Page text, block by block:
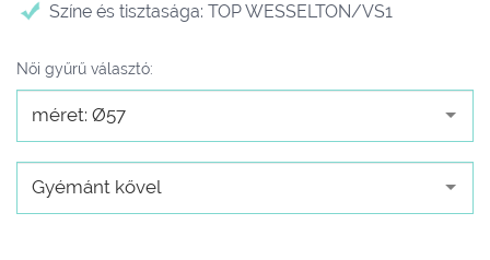
Színe és tisztasága: TOP WESSELTON/VS1
Női gyűrű választó:
méret: Ø57
Gyémánt kővel